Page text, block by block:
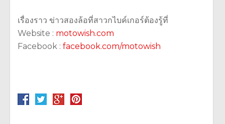
เรื่องราว ข่าวสองล้อที่สาวกไบค์เกอร์ต้องรู้ที่
Website : motowish.com
Facebook : facebook.com/motowish